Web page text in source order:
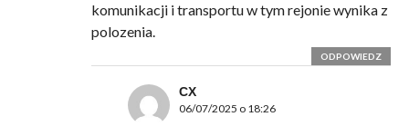
komunikacji i transportu w tym rejonie wynika z
polozenia.
ODPOWIEDZ
CX
06/07/2025 o 18:26